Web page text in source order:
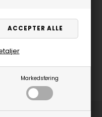
Markedsføring